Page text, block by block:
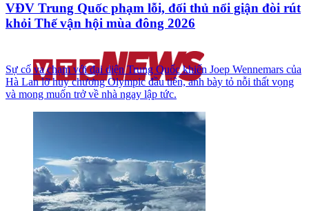
VĐV Trung Quốc phạm lỗi, đối thủ nổi giận đòi rút
khỏi Thế vận hội mùa đông 2026
Sự cố va chạm với đại diện Trung Quốc khiến Joep Wennemars của
Hà Lan lỡ huy chương Olympic đầu tiên, anh bày tỏ nỗi thất vọng
và mong muốn trở về nhà ngay lập tức.